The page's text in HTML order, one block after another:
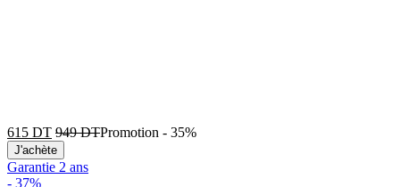
615 DT 949DTPromotion - 35%
J'achète
Garantie 2 ans
- 37%